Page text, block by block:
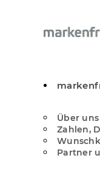
Über uns
Zahlen,
Partner